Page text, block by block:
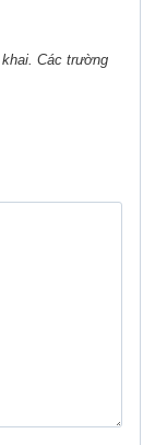
Các trường